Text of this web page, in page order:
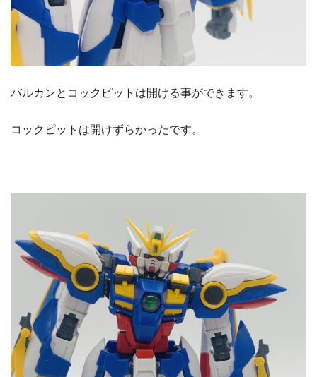
バルカンとコックピットは開ける事ができます。
コックピットは開けずらかったです。